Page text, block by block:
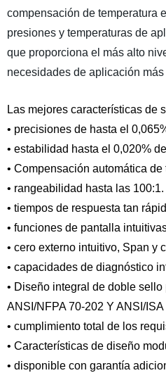
compensación de temperatura
presiones y temperaturas de
que proporciona el más alto
necesidades de aplicación
Las mejores características de
• precisiones de hasta el
• estabilidad hasta el 0,020%
• Compensación automática de
• rangeabilidad hasta las 100:1.
• tiempos de respuesta tan
• funciones de pantalla
• cero externo intuitivo, Span y
• capacidades de diagnóstico
• Diseño integral de doble
ANSI/NFPA 70-202 Y ANSI/ISA
• cumplimiento total de los
• Características de diseño
• disponible con garantía